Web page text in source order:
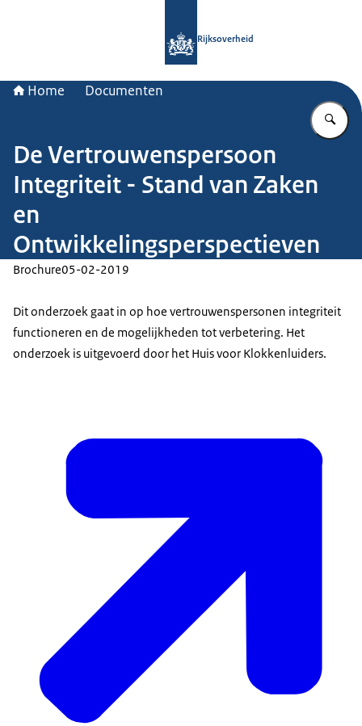
Rijksoverheid
Home Documenten
De Vertrouwenspersoon
Integriteit - Stand van Zaken
en
Ontwikkelingsperspectieven
Brochure05-02-2019
Dit onderzoek gaat in op hoe vertrouwenspersonen integriteit
functioneren en de mogelijkheden tot verbetering. Het
onderzoek is uitgevoerd door het Huis voor Klokkenluiders.